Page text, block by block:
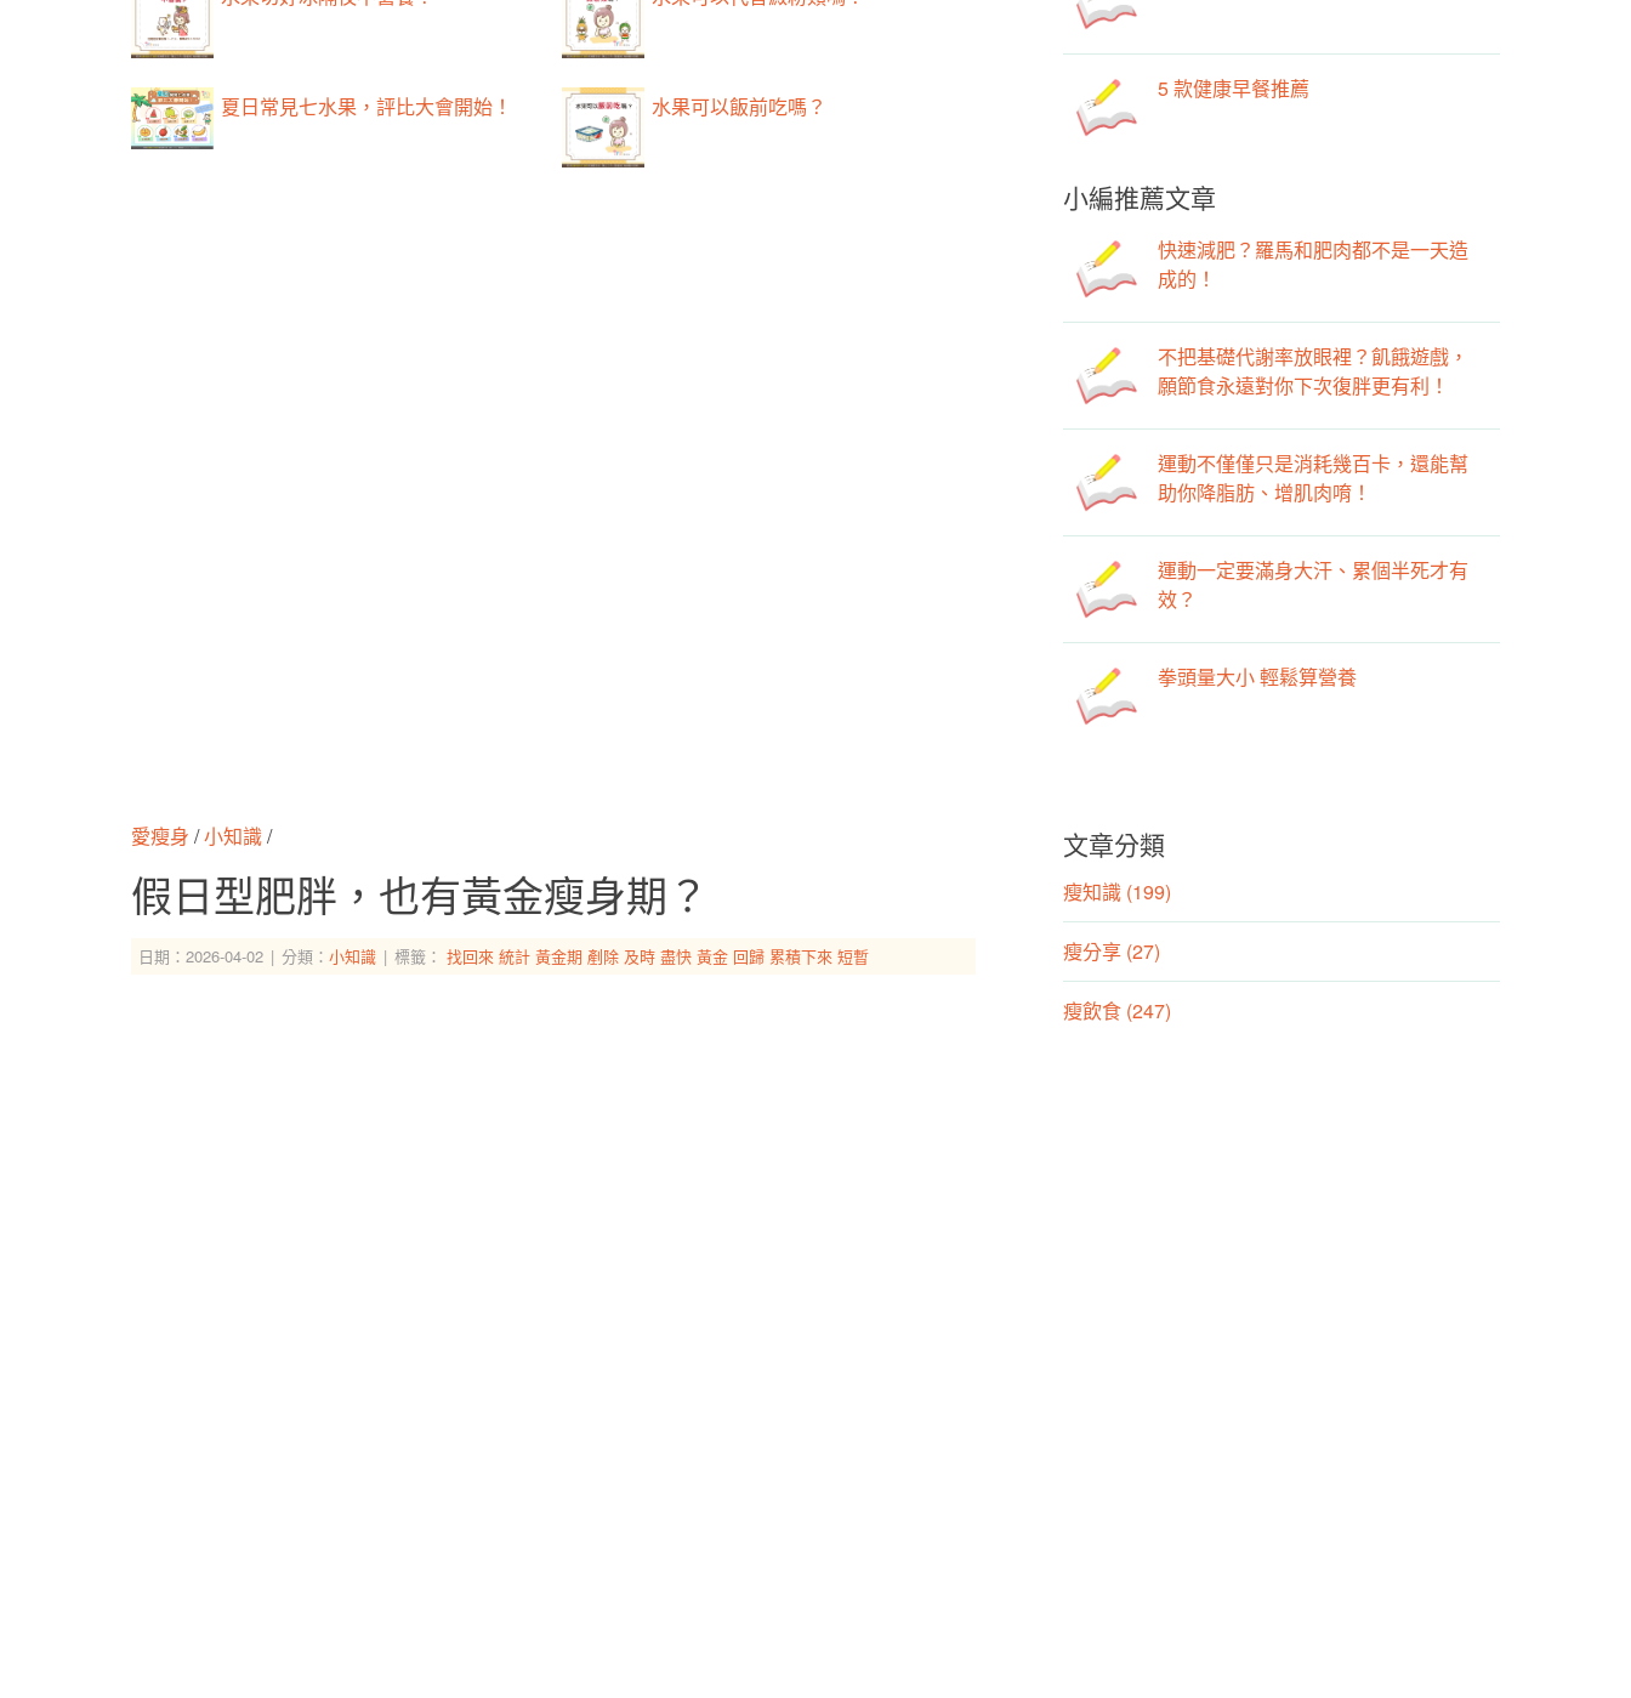
夏日常見七水果，評比大會開始！ 水果可以飯前吃嗎？
5 款健康早餐推薦
小編推薦文章
快速減肥？羅馬和肥肉都不是一天造
成的！
不把基礎代謝率放眼裡？飢餓遊戲，
願節食永遠對你下次復胖更有利！
運動不僅僅只是消耗幾百卡，還能幫
助你降脂肪、增肌肉唷！
運動一定要滿身大汗、累個半死才有
效？
拳頭量大小 輕鬆算營養
愛瘦身 /小知識/
假日型肥胖，也有黃金瘦身期？
日期：2026-04-02 分類： 小知識 標籤： 找回來 統計 黃金期 剷除 及時 盡快 黃金 回歸 累積下來 短暫
文章分類
瘦知識 (199)
瘦分享 (27)
瘦飲食 (247)